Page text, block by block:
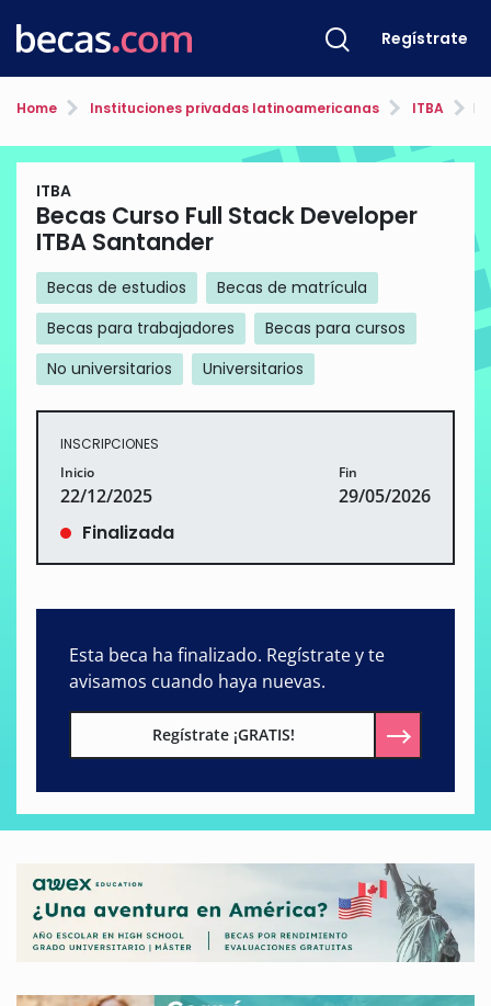
Regístrate
Home Instituciones privadas latinoamericanas ITBA
ITBA
Becas Curso Full Stack Developer
ITBA Santander
Becas de estudios
Becas de matrícula
Becas para trabajadores
Becas para cursos
No universitarios
Universitarios
INSCRIPCIONES
Inicio
22/12/2025
Fin
29/05/2026
Finalizada
Esta beca ha finalizado. Regístrate y te
avisamos cuando haya nuevas.
Regístrate ¡GRATIS!